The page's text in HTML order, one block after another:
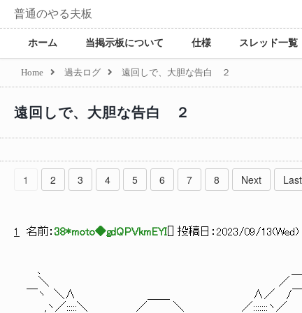
普通のやる夫板
ホーム 当掲示板について 仕様 スレッド一覧
Home 過去ログ 遠回しで、大胆な告白 ２
遠回しで、大胆な告白 ２
1 2 3 4 5 6 7 8 Next Last
1 名前： 38*moto◆gdQPVkmEYI ] 投稿日： 2023/09/13(Wed)
、 ＿＿
＼ ／ ＿
￣ヽ ＼∧ ＿＿ ∧／ /￣
,ヽ／:::::＼ ／ ＼ ／:::::::ヽ／